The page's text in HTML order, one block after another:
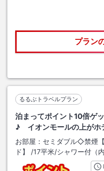
プラン
るるぶトラベルプラン
泊まってポイント10倍ゲ
♪ イオンモールの上がホ
お部屋： セミダブル◇禁煙
ド】
/17平米/シャワー付（